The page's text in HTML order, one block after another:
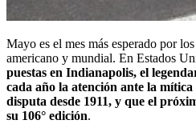
Mayo es el mes más esperado por
americano y mundial. En Estados
puestas en Indianapolis, el
cada año la atención ante la
disputa desde 1911, y que el
su 106° edición.